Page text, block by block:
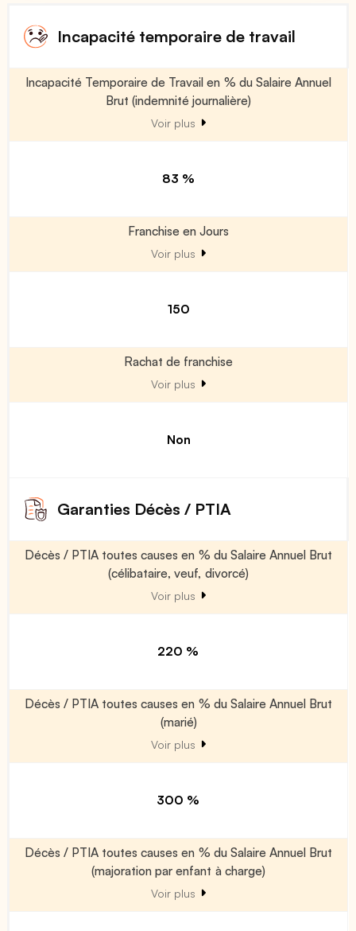
Incapacité temporaire de travail
Incapacité Temporaire de Travail en % du Salaire Annuel
Brut (indemnité journalière)
Voir plus
83 %
Franchise en Jours
Voir plus
150
Rachat de franchise
Voir plus
Non
Garanties Décès / PTIA
Décès / PTIA toutes causes en % du Salaire Annuel Brut
(célibataire, veuf, divorcé)
Voir plus
220 %
Décès / PTIA toutes causes en % du Salaire Annuel Brut
(marié)
Voir plus
300 %
Décès / PTIA toutes causes en % du Salaire Annuel Brut
(majoration par enfant à charge)
Voir plus